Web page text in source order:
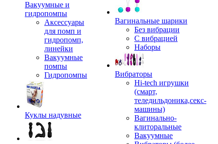
Вакуумные и
гидропомпы
Аксессуары
для помп и
гидропомп,
линейки
Вакуумные
помпы
Гидропомпы
Куклы надувные
Вагинальные шарики
Без вибрации
С вибрацией
Наборы
Вибраторы
Hi-tech игрушки
(смарт,
теледильдоника,секс-
машины)
Вагинально-
клиторальные
Вакуумные